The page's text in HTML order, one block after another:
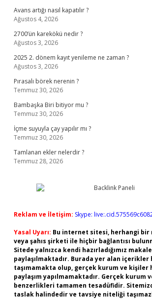
Avans artığı nasıl kapatılır ?
Ağustos 4, 2026
2700’ün karekökü nedir ?
Ağustos 3, 2026
2025 2. dönem kayıt yenileme ne zaman ?
Ağustos 3, 2026
Pırasalı börek nerenin ?
Temmuz 30, 2026
Bambaşka Biri bitiyor mu ?
Temmuz 30, 2026
İçme suyuyla çay yapılır mı ?
Temmuz 30, 2026
Tamlanan ekler nelerdir ?
Temmuz 28, 2026
Reklam ve İletişim: Skype:
Yasal Uyarı: Bu internet sitesi, herhangi bir
veya şahıs şirketi ile hiçbir bağlantısı
Sitede yalnızca kendi hazırladığımız
paylaşılmaktadır. Burada yer alan
taşımamakta olup, gerçek kurum ve kişiler
paylaşım yapılmamaktadır. Gerçek kurum
benzerlikleri tamamen tesadüfidir.
taslak halindedir ve tavsiye niteliği